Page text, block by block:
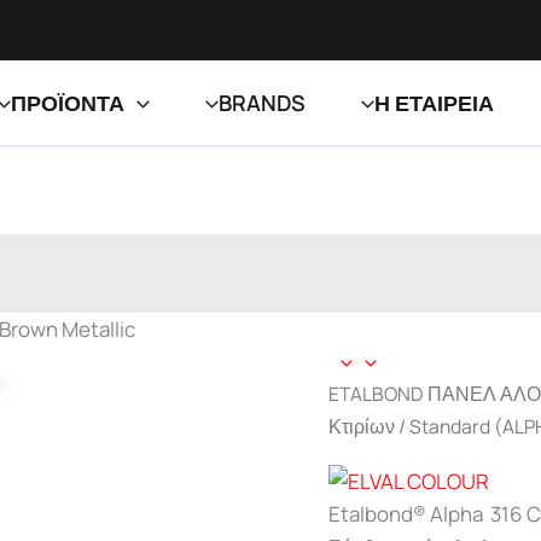
ΠΡΟΪΟΝΤΑ BRANDS Η ΕΤΑΙΡΕΙΑ
Metallic
ETALBOND ΠΑΝΕΛ
Κτιρίων/Standard
Etalbond® Alpha 316